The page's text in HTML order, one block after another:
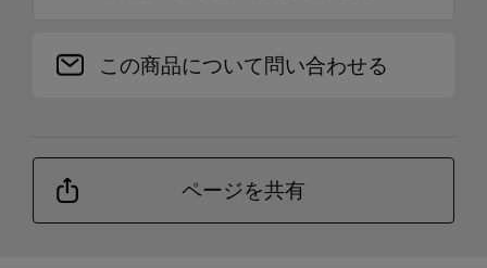
この商品について問い合わせる
ページを共有